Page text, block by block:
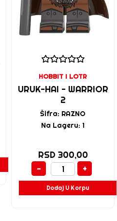
HOBBIT I LOTR
URUK-HAI - WARRIOR
2
Šifra: RAZNO
Na Lageru: 1
RSD 300,00
-
+
Dodaj U Korpu